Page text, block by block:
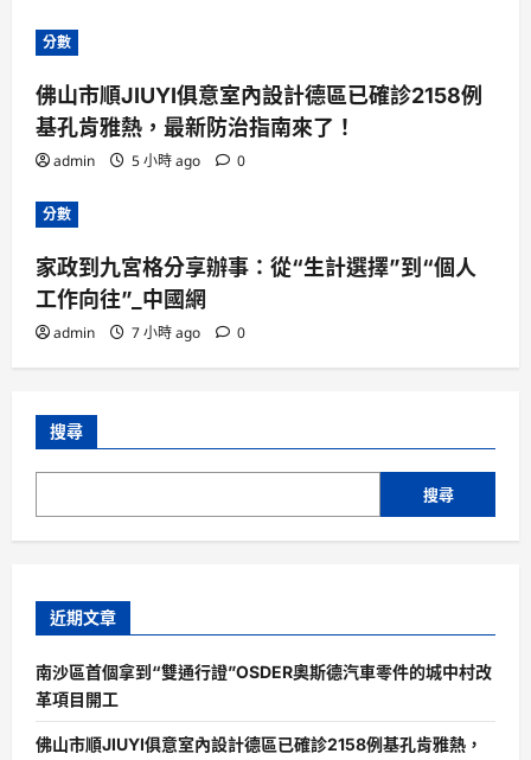
分數
佛山市順JIUYI俱意室內設計德區已確診2158例
基孔肯雅熱，最新防治指南來了！
admin 5 小時 ago 0
分數
家政到九宮格分享辦事：從“生計選擇”到“個人
工作向往”_中國網
admin 7 小時 ago 0
搜尋
搜尋
近期文章
南沙區首個拿到“雙通行證”OSDER奧斯德汽車零件的城中村改
革項目開工
佛山市順JIUYI俱意室內設計德區已確診2158例基孔肯雅熱，